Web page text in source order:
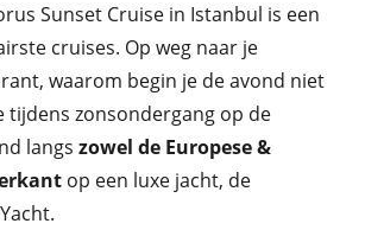
Sunset Cruise in Istanbul is een
cruises. Op weg naar je
waarom begin je de avond niet
tijdens zonsondergang op de
langs zowel de Europese &
op een luxe jacht, de